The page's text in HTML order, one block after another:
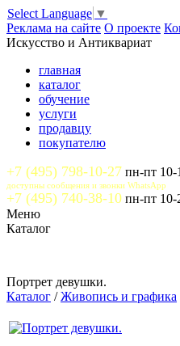
Select Language ▼
Реклама на сайте О проекте
Искусство и Антиквариат
главная
каталог
обучение
услуги
продавцу
покупателю
+7 (495) 798-10-27 пн-пт 10-
доступны сообщения и звонки WhatsApp
+7 (495) 740-38-10 пн-пт 10-
Меню
Каталог
Портрет девушки.
Каталог /Живопись и графика